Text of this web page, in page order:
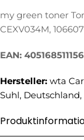
Name
Ihre
my green toner
CEXV034M,
EAN:
Hersteller: wta
Suhl,